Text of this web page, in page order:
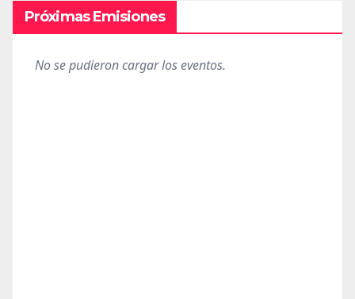
Próximas Emisiones